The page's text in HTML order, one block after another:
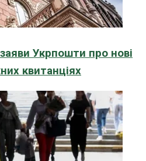
Укрпошти про нові
квитанціях